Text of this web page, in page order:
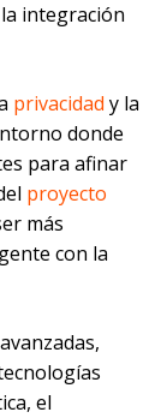
integración
privacidad y la
donde
para afinar
proyecto
más
con la
el